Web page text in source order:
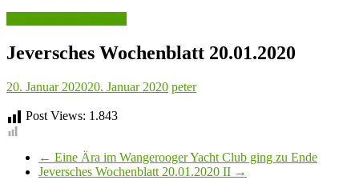
Jeversches Wochenblatt 20.01.2020
20. Januar 202020. Januar 2020 peter
Post Views: 1.843
← Eine Ära im Wangerooger Yacht Club ging zu Ende
Jeversches Wochenblatt 20.01.2020 II →